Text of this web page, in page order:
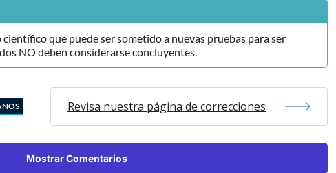
que puede ser sometido a nuevas pruebas para ser
NO deben considerarse concluyentes.
Revisa nuestra página de correcciones
Mostrar Comentarios